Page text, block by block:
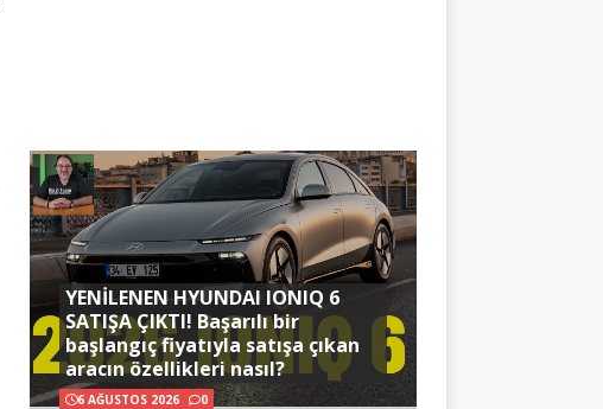
YENİLENEN HYUNDAI IONIQ 6
SATIŞA ÇIKTI! Başarılı bir
başlangıç fiyatıyla satışa çıkan
aracın özellikleri nasıl?
6 AĞUSTOS 2026 0